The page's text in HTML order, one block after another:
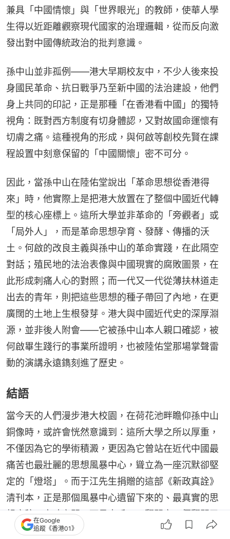
兼具「中國情懷」與「世界眼光」的教師，使華人學
生得以近距離觀察現代國家的治理邏輯，從而反向激
發出對中國傳統政治的批判意識。
孫中山並非孤例——港大早期校友中，不少人後來投
身國民革命、抗日戰爭乃至新中國的法治建設，他們
身上共同的印記，正是那種「在香港看中國」的獨特
視角：既對西方制度有切身體認，又對故國命運懷有
切膚之痛。這種視角的形成，與何啟等創校先賢在課
程設置中刻意保留的「中國關懷」密不可分。
因此，當孫中山在陸佑堂說出「革命思想從香港得
來」時，他實際上是把港大放置在了整個中國近代轉
型的核心座標上。這所大學並非革命的「旁觀者」或
「局外人」，而是革命思想孕育、發酵、傳播的沃
土。何啟的改良主義與孫中山的革命實踐，在此隔空
對話；殖民地的法治表像與中國現實的腐敗圖景，在
此形成刺痛人心的對照；而一代又一代從薄扶林道走
出去的青年，則把這些思想的種子帶回了內地，在更
廣闊的土地上生根發芽。港大與中國近代史的深厚淵
源，並非後人附會——它被孫中山本人親口確認，被
何啟畢生踐行的事業所證明，也被陸佑堂那場掌聲雷
動的演講永遠鐫刻進了歷史。
結語
當今天的人們漫步港大校園，在荷花池畔瞻仰孫中山
銅像時，或許會恍然意識到：這所大學之所以厚重，
不僅因為它的學術積澱，更因為它曾站在近代中國最
痛苦也最壯麗的思想風暴中心，聳立為一座沉默卻堅
定的「燈塔」。而于江先生捐贈的這部《新政真詮》
清刊本，正是那個風暴中心遺留下來的、最真實的思
想底稿。方寸之間，可見大千——翻開它，便翻開了
一個時代。
在Google
追蹤《香港01》